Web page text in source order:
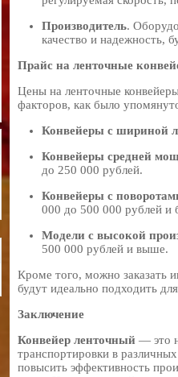
Производитель.
качество и надежность,
Прайс на ленточные
Цены на ленточные
факторов, как было
Конвейеры с шириной
Конвейеры средней
до 250 000 рублей.
Конвейеры с
000 до 500 000 рублей и
Модели с высокой
500 000 рублей и выше.
Кроме того, можно заказать
будут идеально подходить
Заключение
Конвейер ленточный — это
транспортировки в
повысить эффективность